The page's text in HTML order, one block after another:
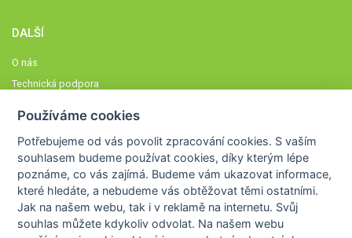
DALŠÍ
O nás
Technická podpora
Členové STOBklubu
Zásady nakládání s osobními údaji
Otestujte se
Spočítejte si
Výzva 52
Používáme cookies
Potřebujeme od vás povolit zpracování cookies. S vaším
souhlasem budeme používat cookies, díky kterým lépe
poznáme,co vás zajímá. Budeme vám ukazovat informace,
které hledáte, a nebudeme vás obtěžovat těmi ostatními.
Jak na našem webu, tak i v reklamě na internetu. Svůj
souhlas můžete kdykoliv odvolat. Na našem webu